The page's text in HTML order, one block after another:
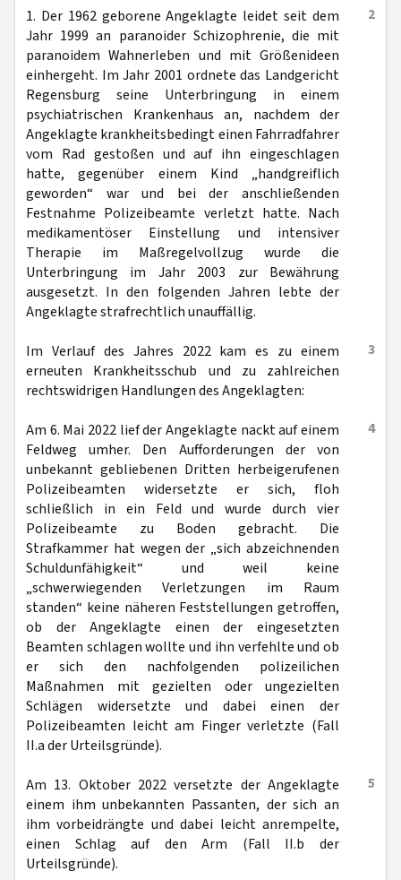
2
1. Der 1962 geborene Angeklagte leidet seit dem
Jahr 1999 an paranoider Schizophrenie, die mit
paranoidem Wahnerleben und mit Größenideen
einhergeht. Im Jahr 2001 ordnete das Landgericht
Regensburg seine Unterbringung in einem
psychiatrischen Krankenhaus an, nachdem der
Angeklagte krankheitsbedingt einen Fahrradfahrer
vom Rad gestoßen und auf ihn eingeschlagen
hatte, gegenüber einem Kind „handgreiflich
geworden“ war und bei der anschließenden
Festnahme Polizeibeamte verletzt hatte. Nach
medikamentöser Einstellung und intensiver
Therapie im Maßregelvollzug wurde die
Unterbringung im Jahr 2003 zur Bewährung
ausgesetzt. In den folgenden Jahren lebte der
Angeklagte strafrechtlich unauffällig.
3
Im Verlauf des Jahres 2022 kam es zu einem
erneuten Krankheitsschub und zu zahlreichen
rechtswidrigen Handlungen des Angeklagten:
4
Am 6. Mai 2022 lief der Angeklagte nackt auf einem
Feldweg umher. Den Aufforderungen der von
unbekannt gebliebenen Dritten herbeigerufenen
Polizeibeamten widersetzte er sich, floh
schließlich in ein Feld und wurde durch vier
Polizeibeamte zu Boden gebracht. Die
Strafkammer hat wegen der „sich abzeichnenden
Schuldunfähigkeit“ und weil keine
„schwerwiegenden Verletzungen im Raum
standen“ keine näheren Feststellungen getroffen,
ob der Angeklagte einen der eingesetzten
Beamten schlagen wollte und ihn verfehlte und ob
er sich den nachfolgenden polizeilichen
Maßnahmen mit gezielten oder ungezielten
Schlägen widersetzte und dabei einen der
Polizeibeamten leicht am Finger verletzte (Fall
II.a der Urteilsgründe).
5
Am 13. Oktober 2022 versetzte der Angeklagte
einem ihm unbekannten Passanten, der sich an
ihm vorbeidrängte und dabei leicht anrempelte,
einen Schlag auf den Arm (Fall II.b der
Urteilsgründe).